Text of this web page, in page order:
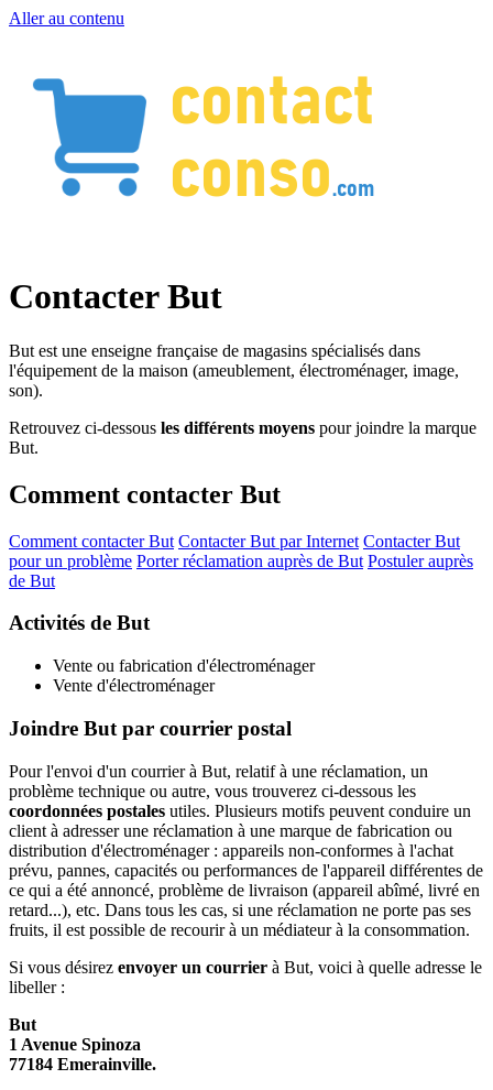
Aller au contenu
Contacter But
But est une enseigne française de magasins spécialisés dans
l'équipement de la maison (ameublement, électroménager, image,
son).
Retrouvez ci-dessous les différents moyens pour joindre la marque
But.
Comment contacter But
Comment contacter But Contacter But par Internet Contacter But
pour un problème Porter réclamation auprès de But Postuler auprès
de But
Activités de But
Vente ou fabrication d'électroménager
Vente d'électroménager
Joindre But par courrier postal
Pour l'envoi d'un courrier à But, relatif à une réclamation, un
problème technique ou autre, vous trouverez ci-dessous les
coordonnées postales utiles. Plusieurs motifs peuvent conduire un
client à adresser une réclamation à une marque de fabrication ou
distribution d'électroménager : appareils non-conformes à l'achat
prévu, pannes, capacités ou performances de l'appareil différentes de
ce qui a été annoncé, problème de livraison (appareil abîmé, livré en
retard...), etc. Dans tous les cas, si une réclamation ne porte pas ses
fruits, il est possible de recourir à un médiateur à la consommation.
Si vous désirez envoyer un courrier à But, voici à quelle adresse le
libeller :
But
1 Avenue Spinoza
77184 Emerainville.